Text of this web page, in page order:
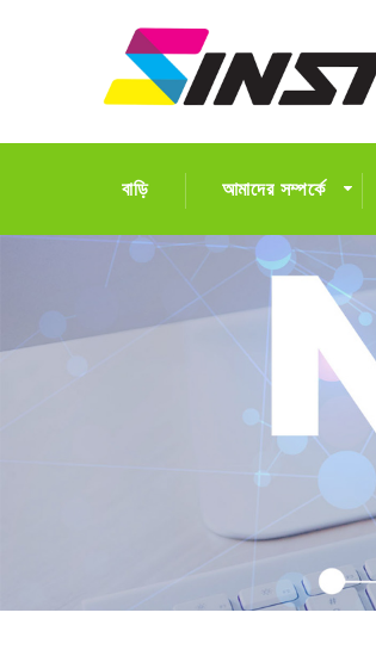
বাড়ি আমাদের সম্পর্কে